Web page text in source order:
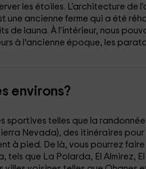
les étoiles. L'architecture de
une ancienne ferme qui a été
de launa. À l'intérieur, nous
à l’ancienne époque, les
environs?
sportives telles que la
Nevada), des itinéraires
à pied. De là, vous pourrez
tels que La Polarda, El Almirez,